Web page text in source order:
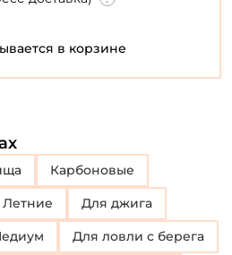
в корзине
Карбоновые
Летние Для джига
Медиум Для ловли с берега